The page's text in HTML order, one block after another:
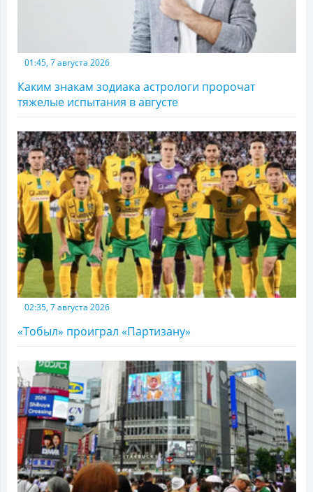
01:45, 7 августа 2026
Каким знакам зодиака астрологи пророчат
тяжелые испытания в августе
02:35, 7 августа 2026
«Тобыл» проиграл «Партизану»